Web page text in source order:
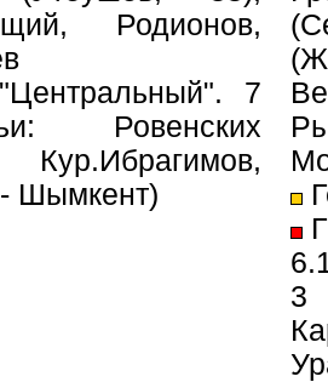
Родионов,
7
Ровенских
Шымкент)
3